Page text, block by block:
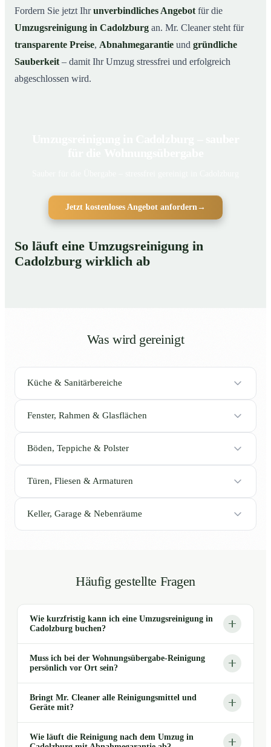
Fordern Sie jetzt Ihrunverbindliches Angebot für die
Umzugsreinigung in Cadolzburg an. Mr. Cleaner steht für
transparente Preise, Abnahmegarantie und gründliche
Sauberkeit – damit Ihr Umzug stressfrei und erfolgreich
abgeschlossen wird.
Jetzt kostenloses Angebot anfordern →
So läuft eine Umzugsreinigung in
Cadolzburg wirklich ab
Was wird gereinigt
Küche & Sanitärbereiche
Fenster, Rahmen & Glasflächen
Böden, Teppiche & Polster
Türen, Fliesen & Armaturen
Keller, Garage & Nebenräume
Häufig gestellte Fragen
Wie kurzfristig kann ich eine Umzugsreinigung in
Cadolzburg buchen?
Muss ich bei der Wohnungsübergabe-Reinigung
persönlich vor Ort sein?
Bringt Mr. Cleaner alle Reinigungsmittel und
Geräte mit?
Wie läuft die Reinigung nach dem Umzug in